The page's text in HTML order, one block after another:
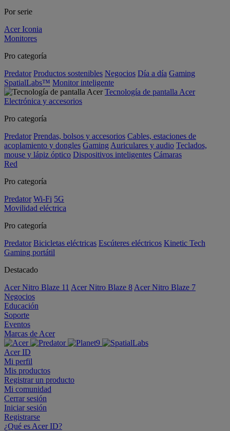
Por serie
Acer Iconia
Monitores
Pro categoría
Predator Productos sostenibles Negocios Día a día Gaming
SpatialLabs™ Monitor inteligente
Tecnología de pantalla Acer
Electrónica y accesorios
Pro categoría
Predator Prendas, bolsos y accesorios Cables, estaciones de
acoplamiento y dongles Gaming Auriculares y audio Teclados,
mouse y lápiz óptico Dispositivos inteligentes Cámaras
Red
Pro categoría
Predator Wi-Fi 5G
Movilidad eléctrica
Pro categoría
Predator Bicicletas eléctricas Escúteres eléctricos Kinetic Tech
Gaming portátil
Destacado
Acer Nitro Blaze 11 Acer Nitro Blaze 8 Acer Nitro Blaze 7
Negocios
Educación
Soporte
Eventos
Marcas de Acer
Acer ID
Mi perfil
Mis productos
Registrar un producto
Mi comunidad
Cerrar sesión
Iniciar sesión
Registrarse
¿Qué es Acer ID?